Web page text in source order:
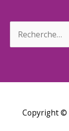
Copyright ©